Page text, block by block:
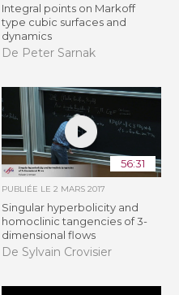
Integral points on Markoff
type cubic surfaces and
dynamics
De Peter Sarnak
56:31
PUBLIÉE LE 2 MARS 2017
Singular hyperbolicity and
homoclinic tangencies of 3-
dimensional flows
De Sylvain Crovisier